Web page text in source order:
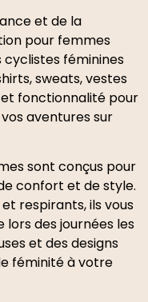
et de la
pour femmes
cyclistes féminines
sweats, vestes
fonctionnalité pour
aventures sur
sont conçus pour
confort et de style.
respirants, ils vous
lors des journées les
et des designs
féminité à votre